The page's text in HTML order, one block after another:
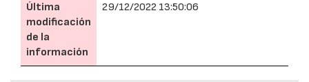
Última
modificación
de la
información
29/12/2022 13:50:06